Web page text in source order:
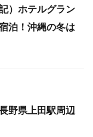
）ホテルグラン
泊！沖縄の冬は
野県上田駅周辺